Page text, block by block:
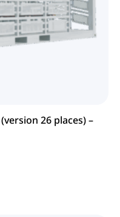
26 places) –